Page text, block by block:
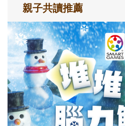
親子共讀推薦
最新活動